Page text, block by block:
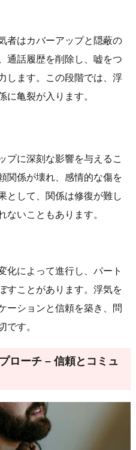
者はカバーアップと隠蔽の
通話履歴を削除し、嘘をつ
します。この段階では、浮
に亀裂が入ります。
プに深刻な影響を与えるこ
関係が壊れ、感情的な傷を
として、関係は修復が難し
ないこともあります。
化によって進行し、パート
すことがあります。浮気を
ーションと信頼を築き、問
です。
ローチ – 信頼とコミュ